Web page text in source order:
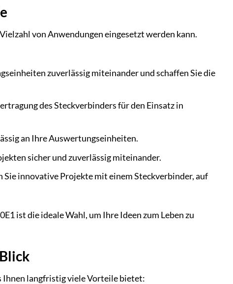
von Anwendungen eingesetzt werden kann.
zuverlässig miteinander und schaffen Sie die
des Steckverbinders für den Einsatz in
an Ihre Auswertungseinheiten.
sicher und zuverlässig miteinander.
innovative Projekte mit einem Steckverbinder, auf
ist die ideale Wahl, um Ihre Ideen zum Leben zu
Ihnen langfristig viele Vorteile bietet: